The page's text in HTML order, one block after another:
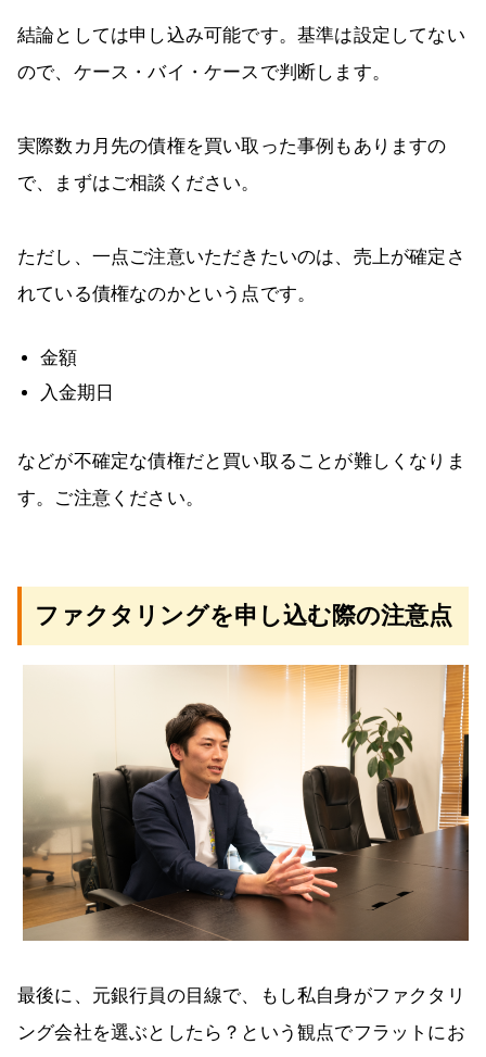
結論としては申し込み可能です。基準は設定してない
ので、ケース・バイ・ケースで判断します。
実際数カ月先の債権を買い取った事例もありますの
で、まずはご相談ください。
ただし、一点ご注意いただきたいのは、売上が確定さ
れている債権なのかという点です。
金額
入金期日
などが不確定な債権だと買い取ることが難しくなりま
す。ご注意ください。
ファクタリングを申し込む際の注意点
最後に、元銀行員の目線で、もし私自身がファクタリ
ング会社を選ぶとしたら？という観点でフラットにお